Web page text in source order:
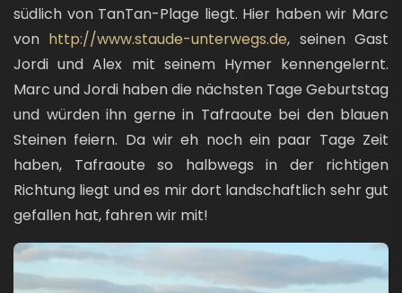
südlich von TanTan-Plage liegt. Hier haben wir Marc
von http://www.staude-unterwegs.de, seinen Gast
Jordi und Alex mit seinem Hymer kennengelernt.
Marc und Jordi haben die nächsten Tage Geburtstag
und würden ihn gerne in Tafraoute bei den blauen
Steinen feiern. Da wir eh noch ein paar Tage Zeit
haben, Tafraoute so halbwegs in der richtigen
Richtung liegt und es mir dort landschaftlich sehr gut
gefallen hat, fahren wir mit!
Bild